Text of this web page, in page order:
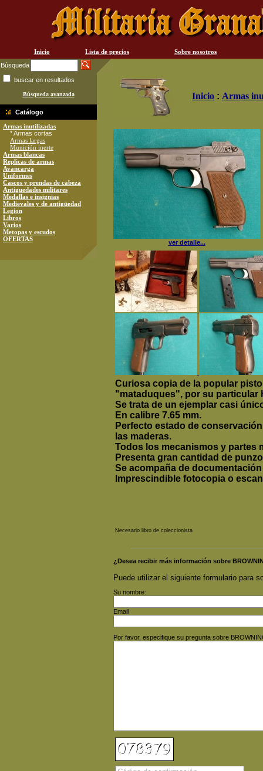
Inicio Lista de precios
Sobre nosotros
Búsqueda
buscar en resultados
Búsqueda avanzada
Catálogo
Armas inutilizadas
* Armas cortas
Armas largas
Munición inerte
Armas blancas
Replicas de armas
Avancarga
Uniformes
Cascos y prendas de cabeza
Antiguedades militares
Medallas e insignias
Medievales y de antigüedad
Legion
Libros
Varios
Metopas y escudos
OFERTAS
Inicio : Armas
ver detalle...
Curiosa copia de la popular
"mataduques", por su particular
Se trata de un ejemplar casi
En calibre 7.65 mm.
Perfecto estado de
las maderas.
Todos los mecanismos y partes
Presenta gran cantidad de
Se acompaña de
Imprescindible fotocopia o
Necesario libro de coleccionista
¿Desea recibir más información sobre
Puede utilizar el siguiente formulario para
Su nombre:
Email
Por favor, especifique su pregunta sobre